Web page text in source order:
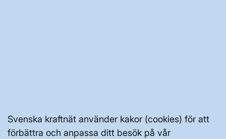
Svenska kraftnät använder kakor (cookies) för att
förbättra och anpassa ditt besök på vår
Prenumerera
Vår dataskyddspolicy